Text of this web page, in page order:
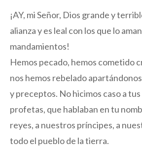
¡AY, mi Señor, Dios grande y
alianza y es leal con los que lo
mandamientos!
Hemos pecado, hemos cometido
nos hemos rebelado
y preceptos. No hicimos caso a
profetas, que hablaban en tu
reyes, a nuestros príncipes, a
todo el pueblo de la tierra.